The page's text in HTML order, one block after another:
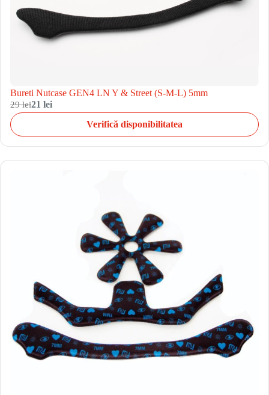
Bureti Nutcase GEN4 LN Y & Street (S-M-L) 5mm
29 lei21 lei
Verifică disponibilitatea